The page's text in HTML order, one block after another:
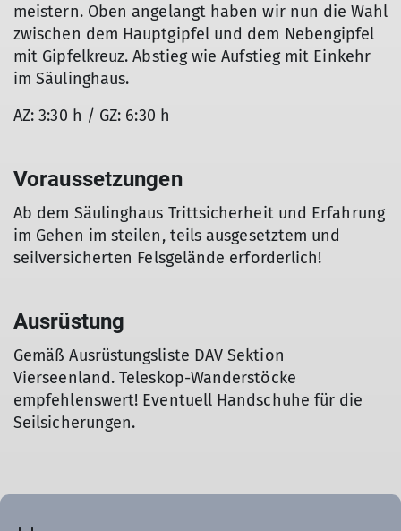
meistern. Oben angelangt haben wir nun die Wahl
zwischen dem Hauptgipfel und dem Nebengipfel
mit Gipfelkreuz. Abstieg wie Aufstieg mit Einkehr
im Säulinghaus.
AZ: 3:30 h / GZ: 6:30 h
Voraussetzungen
Ab dem Säulinghaus Trittsicherheit und Erfahrung
im Gehen im steilen, teils ausgesetztem und
seilversicherten Felsgelände erforderlich!
Ausrüstung
Gemäß Ausrüstungsliste DAV Sektion
Vierseenland. Teleskop-Wanderstöcke
empfehlenswert! Eventuell Handschuhe für die
Seilsicherungen.